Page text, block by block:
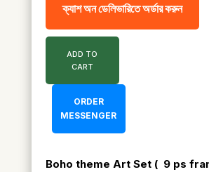
ক্যাশ অন ডেলিভারিতে অর্ডার করুন
ADD TO
CART
ORDER
MESSENGER
Boho theme Art Set ( 9 ps